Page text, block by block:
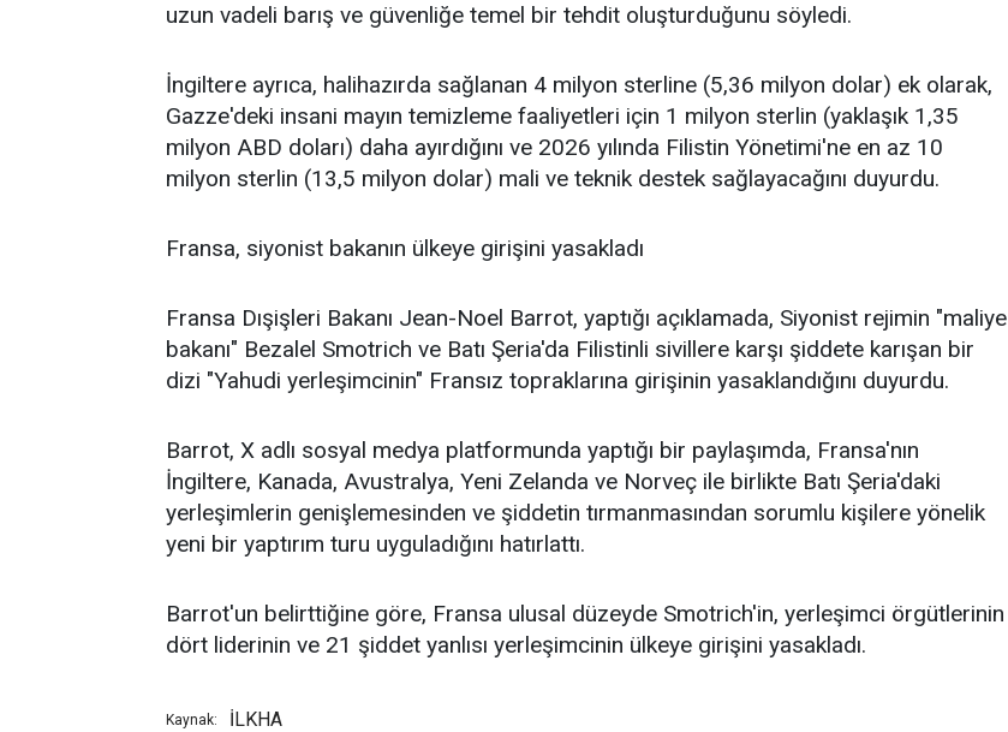
uzun vadeli barış ve güvenliğe temel bir tehdit oluşturduğunu söyledi.
İngiltere ayrıca, halihazırda sağlanan 4 milyon sterline (5,36 milyon dolar) ek olarak,
Gazze'deki insani mayın temizleme faaliyetleri için 1 milyon sterlin (yaklaşık 1,35
milyon ABD doları) daha ayırdığını ve 2026 yılında Filistin Yönetimi'ne en az 10
milyon sterlin (13,5 milyon dolar) mali ve teknik destek sağlayacağını duyurdu.
Fransa, siyonist bakanın ülkeye girişini yasakladı
Fransa Dışişleri Bakanı Jean-Noel Barrot, yaptığı açıklamada, Siyonist rejimin "maliye
bakanı" Bezalel Smotrich ve Batı Şeria'da Filistinli sivillere karşı şiddete karışan bir
dizi "Yahudi yerleşimcinin" Fransız topraklarına girişinin yasaklandığını duyurdu.
Barrot, X adlı sosyal medya platformunda yaptığı bir paylaşımda, Fransa'nın
İngiltere, Kanada, Avustralya, Yeni Zelanda ve Norveç ile birlikte Batı Şeria'daki
yerleşimlerin genişlemesinden ve şiddetin tırmanmasından sorumlu kişilere yönelik
yeni bir yaptırım turu uyguladığını hatırlattı.
Barrot'un belirttiğine göre, Fransa ulusal düzeyde Smotrich'in, yerleşimci örgütlerinin
dört liderinin ve 21 şiddet yanlısı yerleşimcinin ülkeye girişini yasakladı.
Kaynak: İLKHA